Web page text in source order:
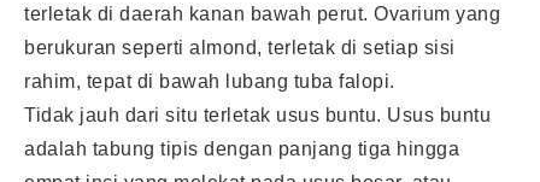
terletak di daerah kanan bawah perut. Ovarium yang
berukuran seperti almond, terletak di setiap sisi
rahim, tepat di bawah lubang tuba falopi.
Tidak jauh dari situ terletak usus buntu. Usus buntu
adalah tabung tipis dengan panjang tiga hingga